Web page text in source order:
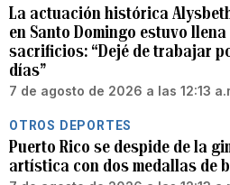
La actuación histórica
en Santo Domingo estuvo llena
sacrificios: “Dejé de trabajar
días”
7 de agosto de 2026 a las 12:13
OTROS DEPORTES
Puerto Rico se despide de la
artística con dos medallas de